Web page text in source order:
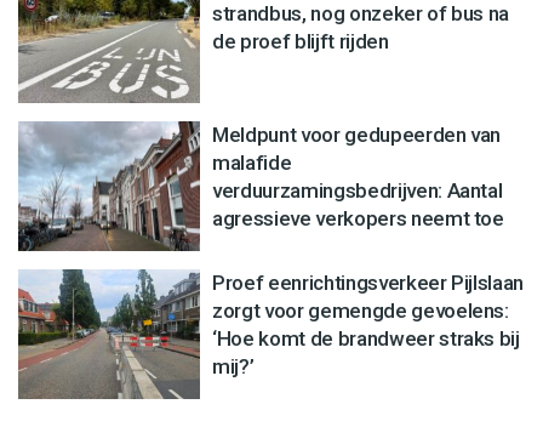
strandbus, nog onzeker of bus na
de proef blijft rijden
Meldpunt voor gedupeerden van
malafide
verduurzamingsbedrijven: Aantal
agressieve verkopers neemt toe
Proef eenrichtingsverkeer Pijlslaan
zorgt voor gemengde gevoelens:
‘Hoe komt de brandweer straks bij
mij?’